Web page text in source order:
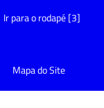
Ir para o rodapé [3]
Mapa do Site